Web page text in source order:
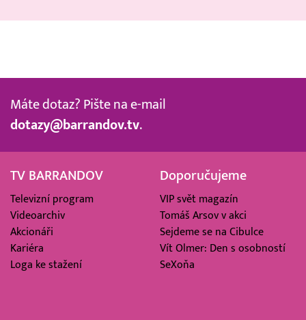
Máte dotaz? Pište na e-mail
dotazy@barrandov.tv.
TV BARRANDOV
Televizní program
Videoarchiv
Akcionáři
Kariéra
Loga ke stažení
Doporučujeme
VIP svět magazín
Tomáš Arsov v akci
Sejdeme se na Cibulce
Vít Olmer: Den s osobností
SeXoňa